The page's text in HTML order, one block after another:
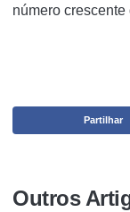
número
Partilhar
Outros